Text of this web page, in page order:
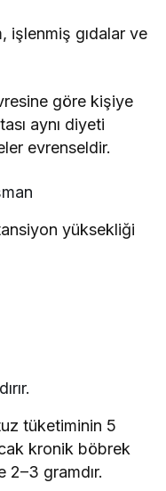
işlenmiş gıdalar ve
göre kişiye
aynı diyeti
evrenseldir.
yüksekliği
tüketiminin 5
kronik böbrek
2–3 gramdır.